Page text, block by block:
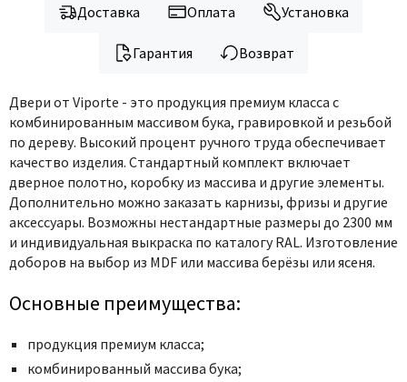
Milyana
Optima Porte
Oro - Oro
Philips
Porta Di Parma
Porte Vista
Portika
Poseidon
Protector
Regidoors
Доставка Оплата Установка
Гарантия Возврат
Двери от Viporte - это продукция премиум класса с
комбинированным массивом бука, гравировкой и резьбой
по дереву. Высокий процент ручного труда обеспечивает
качество изделия. Стандартный комплект включает
дверное полотно, коробку из массива и другие элементы.
Дополнительно можно заказать карнизы, фризы и другие
аксессуары. Возможны нестандартные размеры до 2300 мм
и индивидуальная выкраска по каталогу RAL. Изготовление
доборов на выбор из MDF или массива берёзы или ясеня.
Основные преимущества:
продукция премиум класса;
комбинированный массива бука;